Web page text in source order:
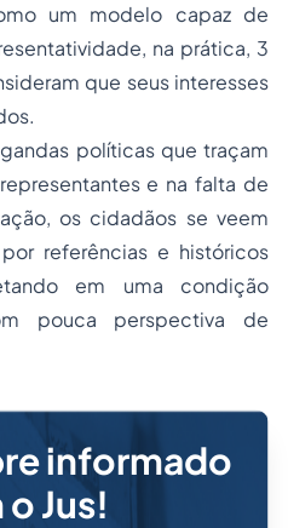
um modelo capaz de
na prática, 3
que seus interesses
políticas que traçam
e na falta de
os cidadãos se veem
referências e históricos
em uma condição
pouca perspectiva de
informado
Jus!